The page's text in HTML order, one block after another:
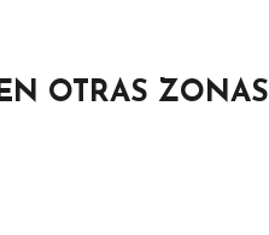
OTRAS ZONAS